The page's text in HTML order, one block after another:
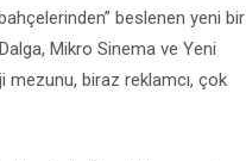
beslenen yeni bir
Mikro Sinema ve Yeni
mezunu, biraz reklamcı, çok